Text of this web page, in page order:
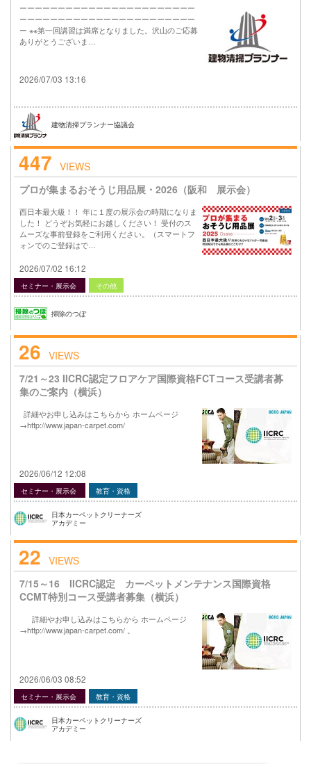
ーーーーーーーーーーーーーーーーーーーーーーー
ーーーーーーーーーーーーーーーーーーーーーーー
ー ※※第一回講習は満席となりました。沢山のご応募
ありがとうございま…
2026/07/03 13:16
建物清掃プランナー協議会
447 VIEWS
プロが集まるおそうじ用品展・2026（阪和 展示会）
西日本最大級！！ 年に１度の展示会の時期になりま
した！ どうぞお気軽にお越しください！ 受付のス
ムーズな事前登録をご利用ください。（スマートフ
ォンでのご登録はで…
2026/07/02 16:12
セミナー・展示会 その他
掃除のつぼ
26 VIEWS
7/21～23 IICRC認定フロアケア国際資格FCTコース受講者募
集のご案内（横浜）
詳細やお申し込みはこちらから ホームページ
→http://www.japan-carpet.com/
2026/06/12 12:08
セミナー・展示会 教育・資格
日本カーペットクリーナーズ
アカデミー
22 VIEWS
7/15～16 IICRC認定 カーペットメンテナンス国際資格
CCMT特別コース受講者募集（横浜）
詳細やお申し込みはこちらから ホームページ
→http://www.japan-carpet.com/ 。
2026/06/03 08:52
セミナー・展示会 教育・資格
日本カーペットクリーナーズ
アカデミー